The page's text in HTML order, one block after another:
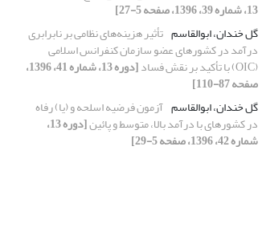
13، شماره 39، 1396، صفحه 5-27]
گل خندان، ابوالقاسم تأثیر هزینه‌های نظامی بر نابرابری
درآمد در کشورهای عضو سازمان کنفرانس اسلامی
(OIC) با تأکید بر نقش فساد [دوره 13، شماره 41، 1396،
صفحه 87-110]
گل خندان، ابوالقاسم آزمون فرضیه اسلحه و (یا) رفاه
در کشورهای با درآمد بالا، متوسط و پائین [دوره 13،
شماره 42، 1396، صفحه 5-29]